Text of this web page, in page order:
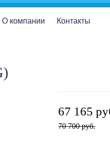
О компании Контакты
67 165
70 700 руб.